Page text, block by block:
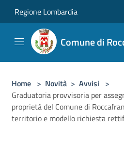
Regione Lombardia
Comune di
Home > Novità > Avvisi >
Graduatoria provvisoria per
proprietà del Comune di
territorio e modello richiesta